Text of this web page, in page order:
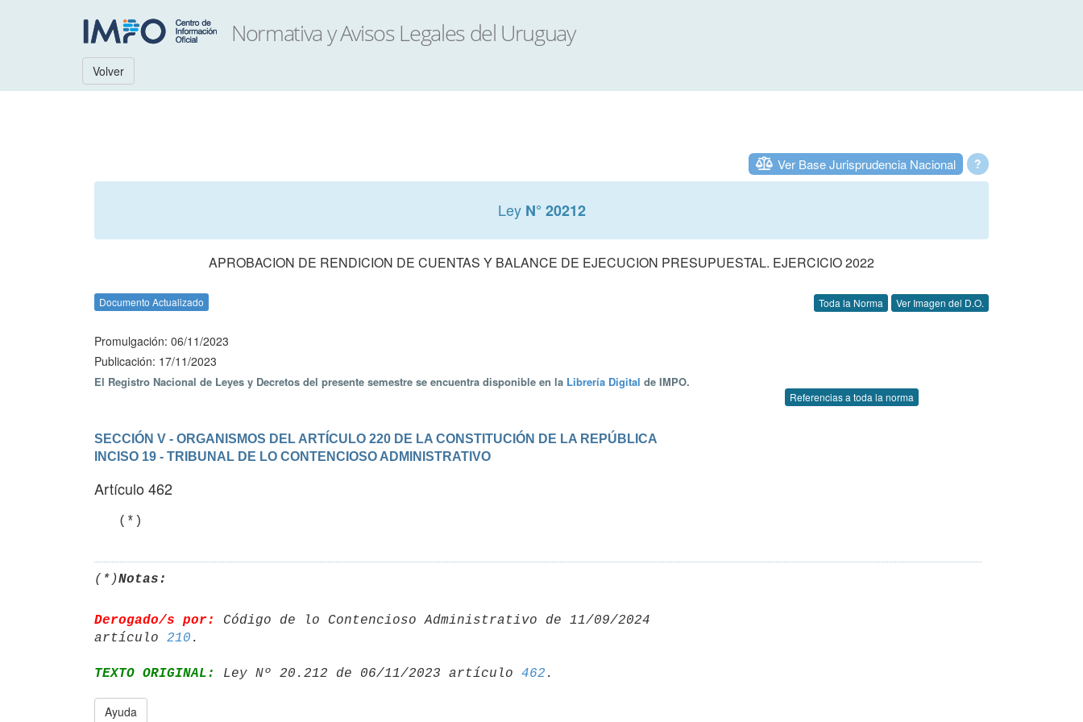
Volver
?
Ver Base Jurisprudencia Nacional
Ley N° 20212
APROBACION DE RENDICION DE CUENTAS Y BALANCE DE EJECUCION PRESUPUESTAL. EJERCICIO 2022
Documento Actualizado Toda la Norma Ver Imagen del D.O.
Promulgación: 06/11/2023
Publicación: 17/11/2023
El Registro Nacional de Leyes y Decretos del presente semestre se encuentra disponible en la Librería Digital de IMPO.
Referencias a toda la norma
SECCIÓN V - ORGANISMOS DEL ARTÍCULO 220 DE LA CONSTITUCIÓN DE LA REPÚBLICA
INCISO 19 - TRIBUNAL DE LO CONTENCIOSO ADMINISTRATIVO
Artículo 462
   (*)
(*)Notas:
Derogado/s por:
Código de lo Contencioso Administrativo de 11/09/2024
artículo 210
TEXTO ORIGINAL: Ley Nº 20.212 de 06/11/2023 artículo 462
Ayuda